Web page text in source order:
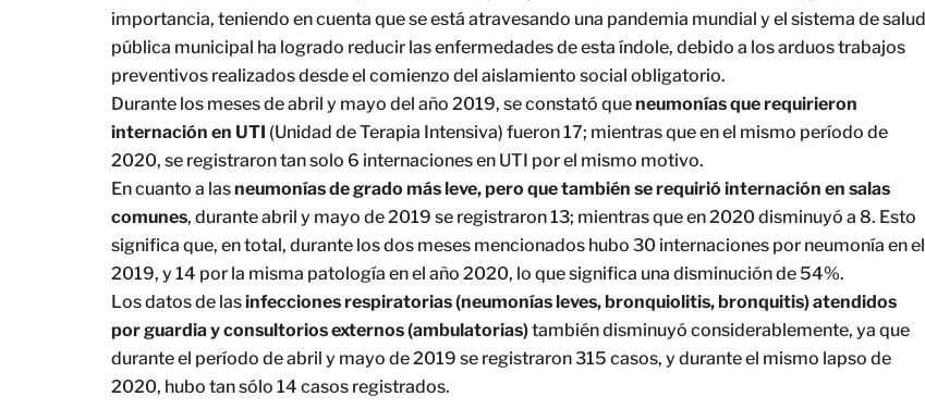
importancia, teniendo en cuenta que se está atravesando una pandemia mundial y el sistema de salud
pública municipal ha logrado reducir las enfermedades de esta índole, debido a los arduos trabajos
preventivos realizados desde el comienzo del aislamiento social obligatorio.
Durante los meses de abril y mayo del año 2019, se constató queneumonías que requirieron
internación en UTI (Unidad de Terapia Intensiva) fueron 17; mientras que en el mismo período de
2020, se registraron tan solo 6 internaciones en UTI por el mismo motivo.
En cuanto a lasneumonías de grado más leve, pero que también se requirió internación en salas
comunes, durante abril y mayo de 2019 se registraron 13; mientras que en 2020 disminuyó a 8. Esto
significa que, en total, durante los dos meses mencionados hubo 30 internaciones por neumonía en el
2019, y 14 por la misma patología en el año 2020, lo que significa una disminución de 54%.
Los datos de lasinfecciones respiratorias (neumonías leves, bronquiolitis, bronquitis) atendidos
por guardia y consultorios externos (ambulatorias)también disminuyó considerablemente, ya que
durante el período de abril y mayo de 2019 se registraron 315 casos, y durante el mismo lapso de
2020, hubo tan sólo 14 casos registrados.